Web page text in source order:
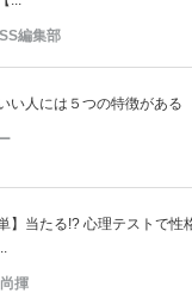
編集部
い人には５つの特徴がある
単】当たる!? 心理テストで
揮